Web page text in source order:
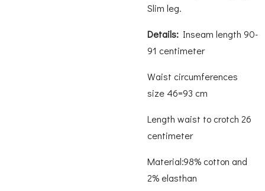
Slim leg.
Details: Inseam length 90-
91 centimeter
Waist circumferences
size 46=93 cm
Length waist to crotch 26
centimeter
Material:98% cotton and
2% elasthan